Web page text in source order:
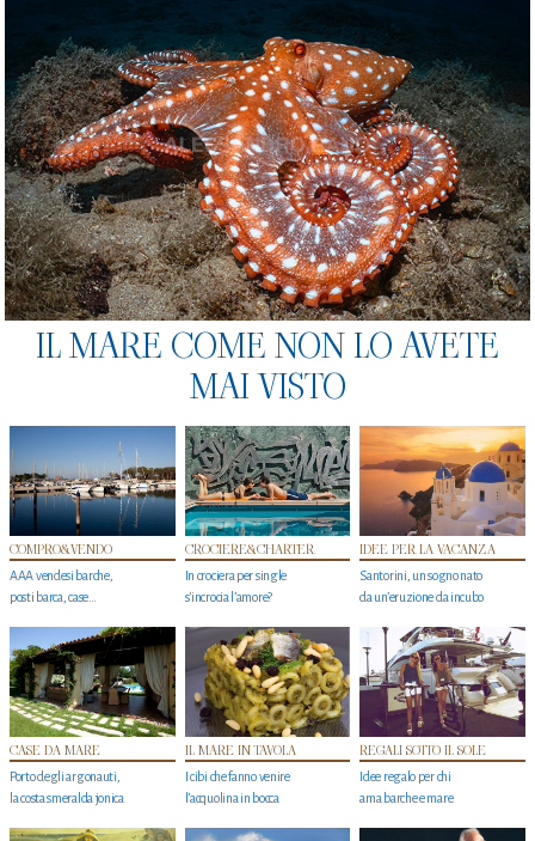
IL MARE COME NON LO AVETE
MAI VISTO
COMPRO&VENDO
AAA vendesi barche,
posti barca, case…
CROCIERE&CHARTER
In crociera per single
s'incrocia l’amore?
IDEE PER LA VACANZA
Santorini, un sogno nato
da un’eruzione da incubo
CASE DA MARE
Porto degli argonauti,
la costa smeralda jonica
IL MARE IN TAVOLA
I cibi che fanno venire
l’acquolina in bocca
REGALI SOTTO IL SOLE
Idee regalo per chi
ama barche e mare